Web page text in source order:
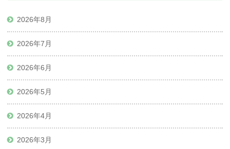
2026年8月
2026年7月
2026年6月
2026年5月
2026年4月
2026年3月